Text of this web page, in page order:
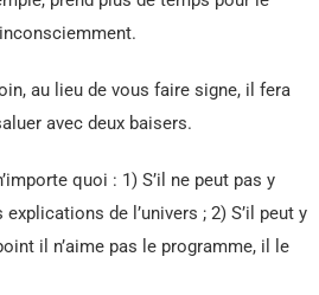
au lieu de vous faire signe, il fera
avec deux baisers.
quoi : 1) S’il ne peut pas y
de l’univers ; 2) S’il peut y
il n’aime pas le programme, il le